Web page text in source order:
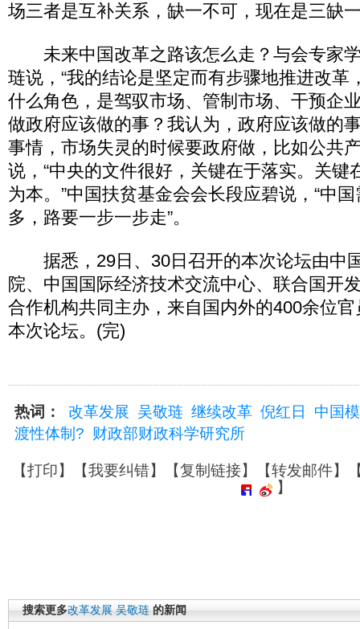
场三者是互补关系，缺一不可，现在是三缺
未来中国改革之路该怎么走？与会专家
琏说，“我的结论是坚定而有步骤地推进改革
什么角色，是驾驭市场、管制市场、干预企
做政府应该做的事？我认为，政府应该做的
事情，市场失灵的时候要政府做，比如公共
说，“中央的文件很好，关键在于落实。关键
为本。”中国扶贫基金会会长段应碧说，“中
多，路要一步一步走”。
据悉，29日、30日召开的本次论坛由中
院、中国国际经济技术交流中心、联合国开
合作机构共同主办，来自国内外的400余位
本次论坛。(完)
热词： 改革发展 吴敬琏 继续改革 倪红日
中国
渡性体制? 财政部财政科学研究所
【打印】【我要纠错】【复制链接】【转发邮件】
】
搜索更多改革发展 吴敬琏 的新闻